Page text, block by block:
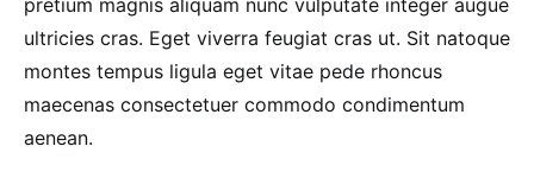
ultricies cras. Eget viverra feugiat cras ut. Sit natoque
montes tempus ligula eget vitae pede rhoncus
maecenas consectetuer commodo condimentum
aenean.